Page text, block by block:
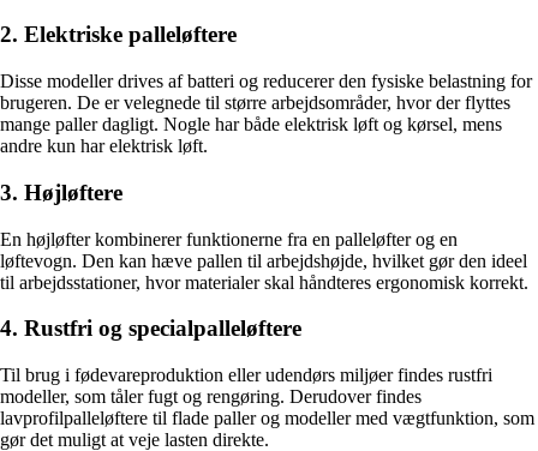
2. Elektriske palleløftere
Disse modeller drives af batteri og reducerer den fysiske belastning for
brugeren. De er velegnede til større arbejdsområder, hvor der flyttes
mange paller dagligt. Nogle har både elektrisk løft og kørsel, mens
andre kun har elektrisk løft.
3. Højløftere
En højløfter kombinerer funktionerne fra en palleløfter og en
løftevogn. Den kan hæve pallen til arbejdshøjde, hvilket gør den ideel
til arbejdsstationer, hvor materialer skal håndteres ergonomisk korrekt.
4. Rustfri og specialpalleløftere
Til brug i fødevareproduktion eller udendørs miljøer findes rustfri
modeller, som tåler fugt og rengøring. Derudover findes
lavprofilpalleløftere til flade paller og modeller med vægtfunktion, som
gør det muligt at veje lasten direkte.